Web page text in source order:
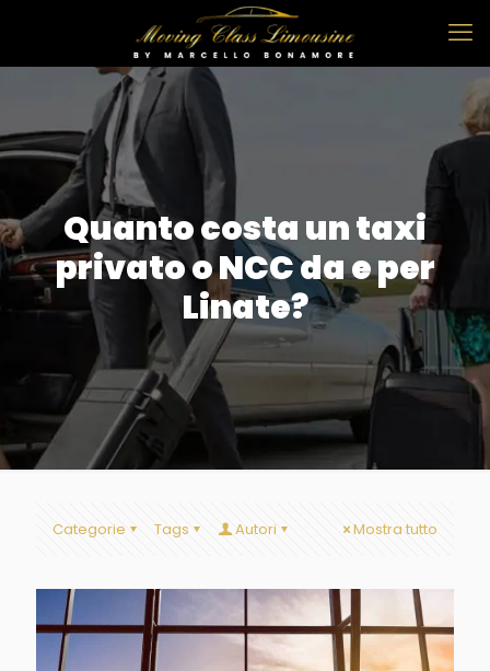
Quanto costa un taxi
privato o NCC da e per
Linate?
Categorie Tags Autori Mostra tutto